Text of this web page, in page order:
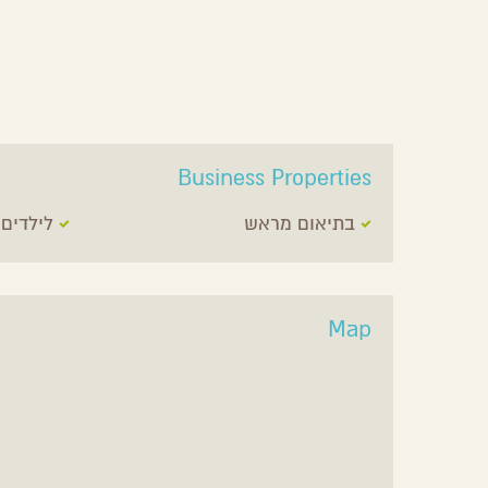
Business Properties
בתיאום מראש לילדים
Map